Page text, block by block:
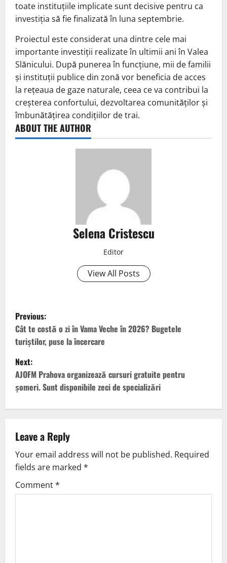
toate instituțiile implicate sunt decisive pentru ca
investiția să fie finalizată în luna septembrie.
Proiectul este considerat una dintre cele mai
importante investiții realizate în ultimii ani în Valea
Slănicului. După punerea în funcțiune, mii de familii
și instituții publice din zonă vor beneficia de acces
la rețeaua de gaze naturale, ceea ce va contribui la
creșterea confortului, dezvoltarea comunităților și
îmbunătățirea condițiilor de trai.
ABOUT THE AUTHOR
Selena Cristescu
Editor
View All Posts
Previous:
Cât te costă o zi în Vama Veche în 2026? Bugetele
turiștilor, puse la încercare
Next:
AJOFM Prahova organizează cursuri gratuite pentru
șomeri. Sunt disponibile zeci de specializări
Leave a Reply
Your email address will not be published. Required
fields are marked *
Comment*